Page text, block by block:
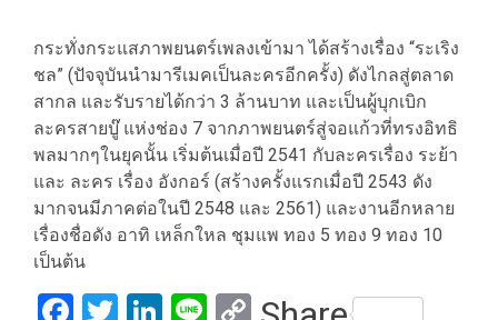
กระทั่งกระแสภาพยนตร์เพลงเข้ามา ได้สร้างเรื่อง “ระเริง
ชล” (ปัจจุบันนำมารีเมคเป็นละครอีกครั้ง) ดังไกลสู่ตลาด
สากล และรับรายได้กว่า 3 ล้านบาท และเป็นผู้บุกเบิก
ละครสายบู๊ แห่งช่อง 7 จากภาพยนตร์สู่จอแก้วที่ทรงอิทธิ
พลมากๆในยุคนั้น เริ่มต้นเมื่อปี 2541 กับละครเรื่อง ระย้า
และ ละคร เรื่อง อังกอร์ (สร้างครั้งแรกเมื่อปี 2543 ดัง
มากจนมีภาคต่อในปี 2548 และ 2561) และงานอีกหลาย
เรื่องชื่อดัง อาทิ เหล็กใหล ชุมแพ ทอง 5 ทอง 9 ทอง 10
เป็นต้น
Facebook
Twitter
LinkedIn
LineCopy